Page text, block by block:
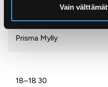
Vain
Myllynkatu 2, 21280 Raisio
Prisma Mylly
18–18.30